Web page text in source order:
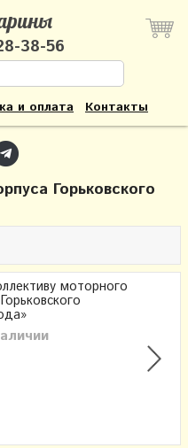
38-56
и оплата Контакты
Горьковского
моторного